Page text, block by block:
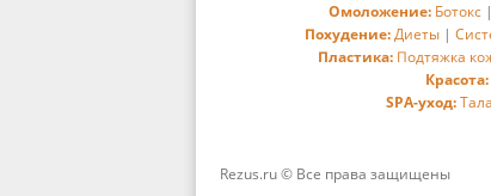
Омоложение: Ботокс |
Похудение: Диеты|
Пластика: Подтяжка
Красота:
SPA-уход:
Rezus.ru © Все права защищены